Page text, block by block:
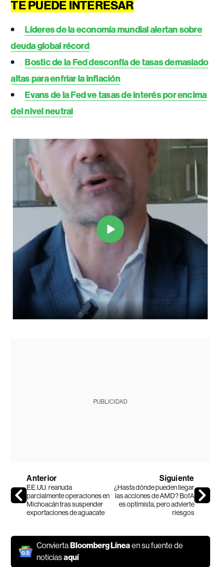
TE PUEDE INTERESAR
Líderes de la economía mundial alertan sobre
deuda global récord
Bostic de la Fed desconfía de tasas demasiado
altas para enfriar la inflación
Evans de la Fed ve tasas de interés por encima
del nivel neutral
PUBLICIDAD
Anterior
EE.UU. reanuda
parcialmente operaciones en
Michoacán tras suspender
exportaciones de aguacate
Siguiente
¿Hasta dónde pueden llegar
las acciones de AMD? BofA
es optimista, pero advierte
riesgos
ConviertaBloomberg Línea en su fuente de
noticiasaquí